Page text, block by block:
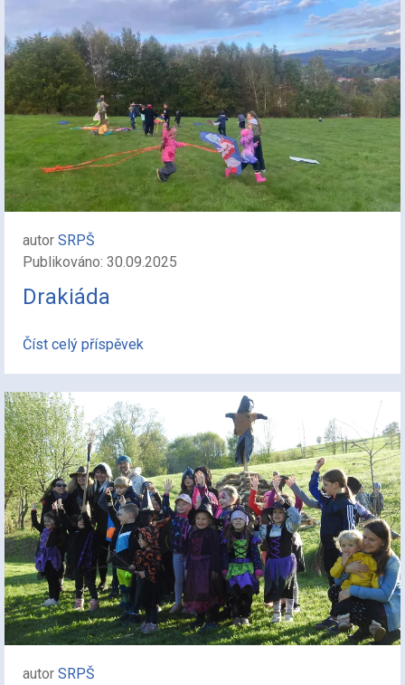
autor SRPŠ
Publikováno: 30.09.2025
Drakiáda
Číst celý příspěvek
autor SRPŠ